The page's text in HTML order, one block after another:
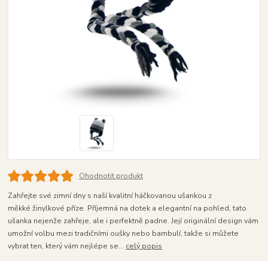
Ohodnotit produkt
Zahřejte své zimní dny s naší kvalitní háčkovanou ušankou z
měkké žinylkové příze. Příjemná na dotek a elegantní na pohled, tato
ušanka nejenže zahřeje, ale i perfektně padne. Její originální design vám
umožní volbu mezi tradičními oušky nebo bambulí, takže si můžete
vybrat ten, který vám nejlépe se... celý popis